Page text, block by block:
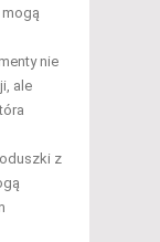
nie
ale
z